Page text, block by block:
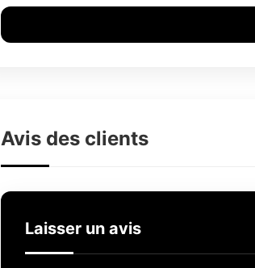
Avis des clients
Laisser un avis